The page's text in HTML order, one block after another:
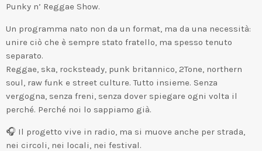
Punky n’ Reggae Show.
Un programma nato non da un format, ma da una necessità:
unire ciò che è sempre stato fratello, ma spesso tenuto
separato.
Reggae, ska, rocksteady, punk britannico, 2Tone, northern
soul, raw funk e street culture. Tutto insieme. Senza
vergogna, senza freni, senza dover spiegare ogni volta il
perché. Perché noi lo sappiamo già.
🎧 Il progetto vive in radio, ma si muove anche per strada,
nei circoli, nei locali, nei festival.